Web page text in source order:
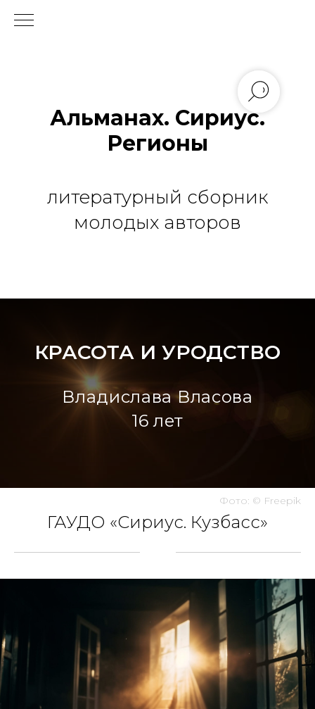
Альманах. Сириус.
Регионы
литературный сборник
молодых авторов
КРАСОТА И УРОДСТВО
Владислава Власова
16 лет
Фото: © Freepik
ГАУДО «Сириус. Кузбасс»